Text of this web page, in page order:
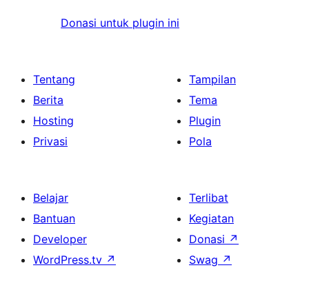
Donasi untuk plugin ini
Tentang
Berita
Hosting
Privasi
Tampilan
Tema
Plugin
Pola
Belajar
Bantuan
Developer
WordPress.tv ↗
Terlibat
Kegiatan
Donasi ↗
Swag ↗